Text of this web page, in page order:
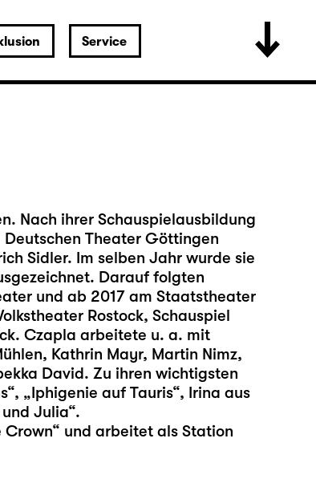
Service
Nach ihrer Schauspielausbildung
Theater Göttingen
Sidler. Im selben Jahr wurde sie
Darauf folgten
und ab 2017 am Staatstheater
Rostock, Schauspiel
Czapla arbeitete u. a. mit
Kathrin Mayr, Martin Nimz,
David. Zu ihren wichtigsten
„Iphigenie auf Tauris“, Irina aus
Julia“.
Crown“ und arbeitet als Station